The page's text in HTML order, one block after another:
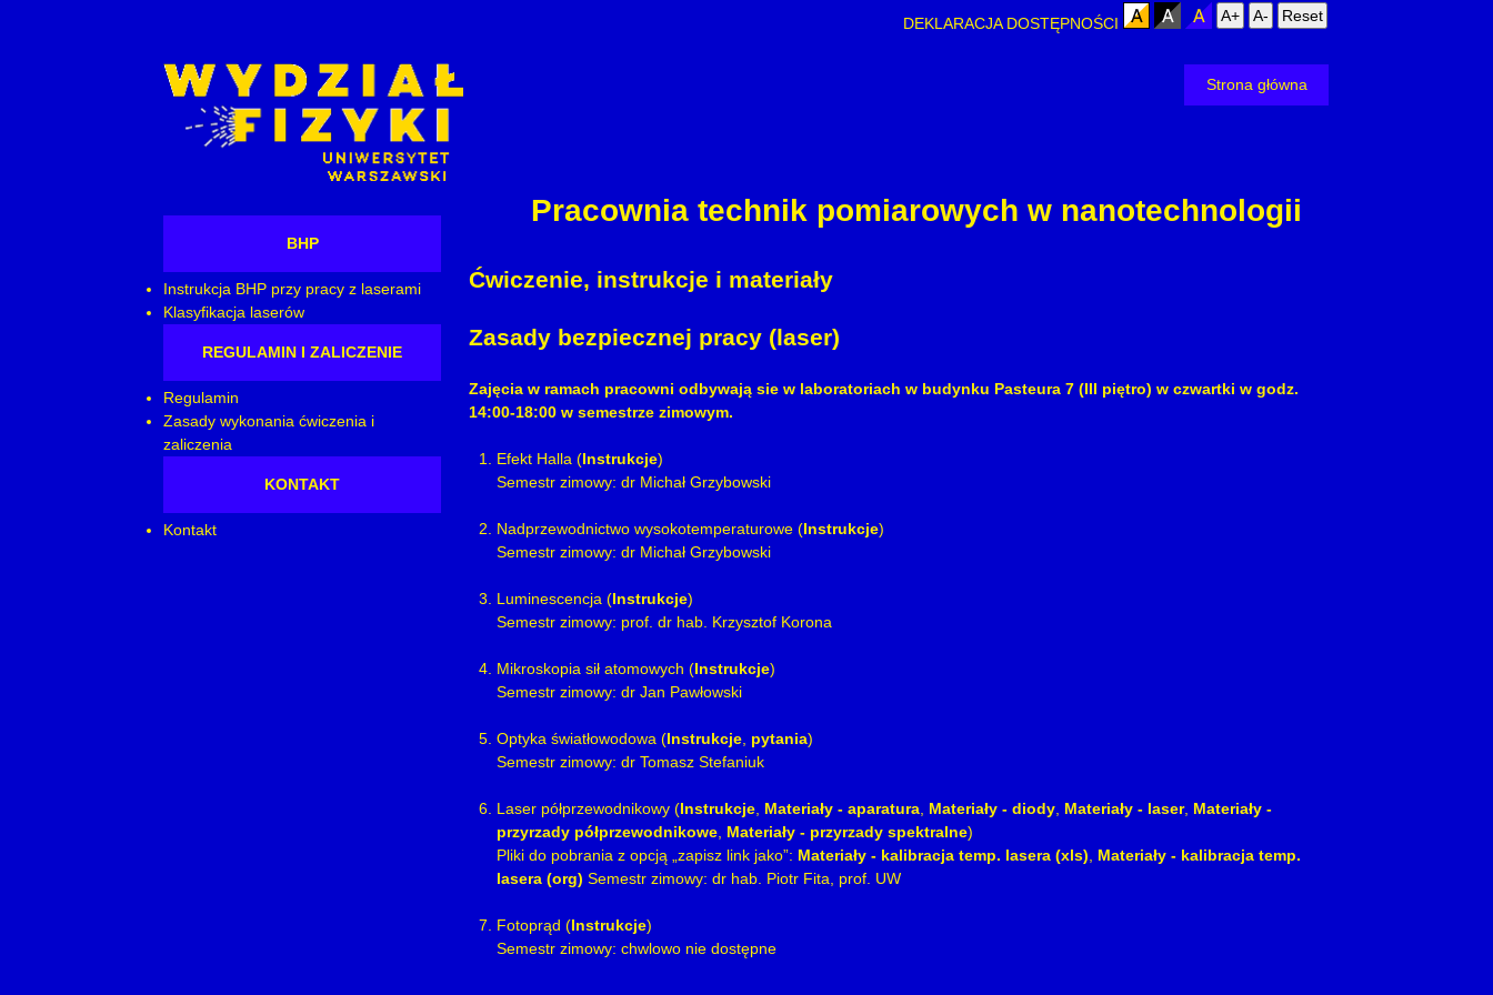
DEKLARACJA DOSTĘPNOŚCI Reset
A-
A+
Strona główna
Pracownia technik pomiarowych w nanotechnologii
BHP
Instrukcja BHP przy pracy z laserami
Klasyfikacja laserów
REGULAMIN I ZALICZENIE
Regulamin
Zasady wykonania ćwiczenia i
zaliczenia
KONTAKT
Kontakt
Ćwiczenie, instrukcje i materiały
Zasady bezpiecznej pracy (laser)
Zajęcia w ramach pracowni odbywają sie w laboratoriach w budynku Pasteura 7 (III piętro) w czwartki w godz.
14:00-18:00 w semestrze zimowym.
Efekt Halla (Instrukcje)
Semestr zimowy: dr Michał Grzybowski
Nadprzewodnictwo wysokotemperaturowe (Instrukcje)
Semestr zimowy: dr Michał Grzybowski
Luminescencja (Instrukcje)
Semestr zimowy: prof. dr hab. Krzysztof Korona
Mikroskopia sił atomowych (Instrukcje)
Semestr zimowy: dr Jan Pawłowski
Optyka światłowodowa (Instrukcje, pytania)
Semestr zimowy: dr Tomasz Stefaniuk
Laser półprzewodnikowy (Instrukcje, Materiały - aparatura, Materiały - diody, Materiały - laser, Materiały -
przyrzady półprzewodnikowe, Materiały - przyrzady spektralne)
Pliki do pobrania z opcją „zapisz link jako”: Materiały - kalibracja temp. lasera (xls), Materiały - kalibracja temp.
lasera (org) Semestr zimowy: dr hab. Piotr Fita, prof. UW
Fotoprąd (Instrukcje)
Semestr zimowy: chwlowo nie dostępne